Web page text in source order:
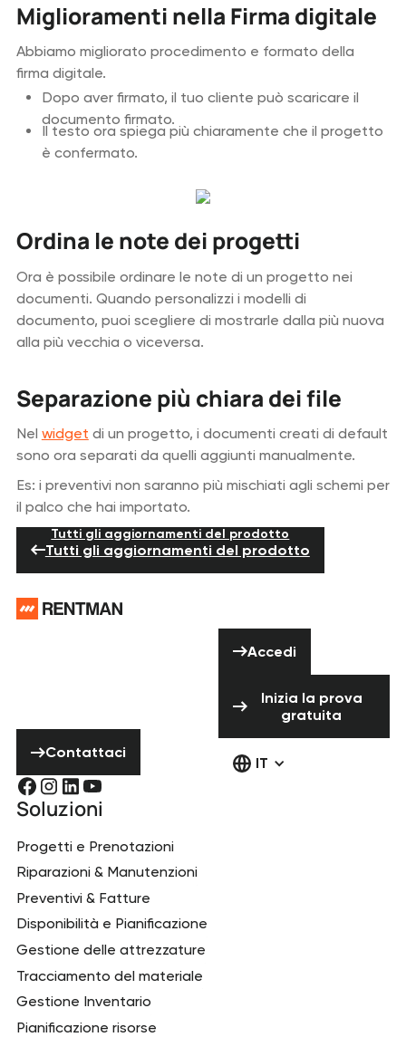
Miglioramenti nella Firma digitale
Abbiamo migliorato procedimento e formato della
firma digitale.
Dopo aver firmato, il tuo cliente può scaricare il
documento firmato.
Il testo ora spiega più chiaramente che il progetto
è confermato.
Ordina le note dei progetti
Ora è possibile ordinare le note di un progetto nei
documenti. Quando personalizzi i modelli di
documento, puoi scegliere di mostrarle dalla più nuova
alla più vecchia o viceversa.
Separazione più chiara dei file
Nel widget di un progetto, i documenti creati di default
sono ora separati da quelli aggiunti manualmente.
Es: i preventivi non saranno più mischiati agli schemi per
il palco che hai importato.
Tutti gli aggiornamenti del prodotto
Tutti gli aggiornamenti del prodotto
Contattaci
Accedi
Inizia la prova
gratuita
IT
Soluzioni
Progetti e Prenotazioni
Riparazioni & Manutenzioni
Preventivi & Fatture
Disponibilità e Pianificazione
Gestione delle attrezzature
Tracciamento del materiale
Gestione Inventario
Pianificazione risorse